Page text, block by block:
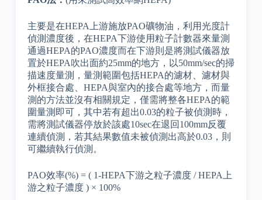
主要是在HEPA上游施放PAO礦物油，利用光度計
偵測濃度後，在HEPA下游使用粒子計數器來量測
通過HEPA的PAO濃度而在下游則是將測試儀器放
置於HEPA吹出面約25mm的地方，以50mm/sec的掃
描速度量測，量測範圍包括HEPA的濾材、濾材與
外框接合處、HEPA與室內的接合處等地方，而量
測的方法並沒有相關規定，僅需將整各HEPA的範
圍量測即可，其中若有超出0.03的粒子被偵測時，
需將測試儀器停放於該處10sec在退回100mm反覆
連續偵測，若其結果數值未被偵測出高於0.03，則
可繼續執行偵測。
PAO效率(%) = ( 1-HEPA下游之粒子濃度 / HEPA上
游之粒子濃度 ) × 100%